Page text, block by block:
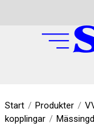
Start / Produkter /
kopplingar /